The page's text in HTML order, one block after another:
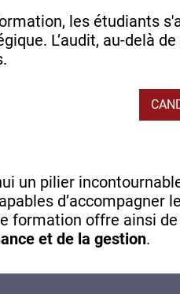
les étudiants
L’audit, au-delà
un pilier
d’accompagner
formation offre ainsi
et de la gestion.